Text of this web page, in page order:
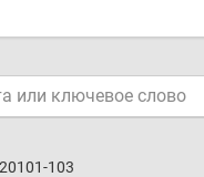
103